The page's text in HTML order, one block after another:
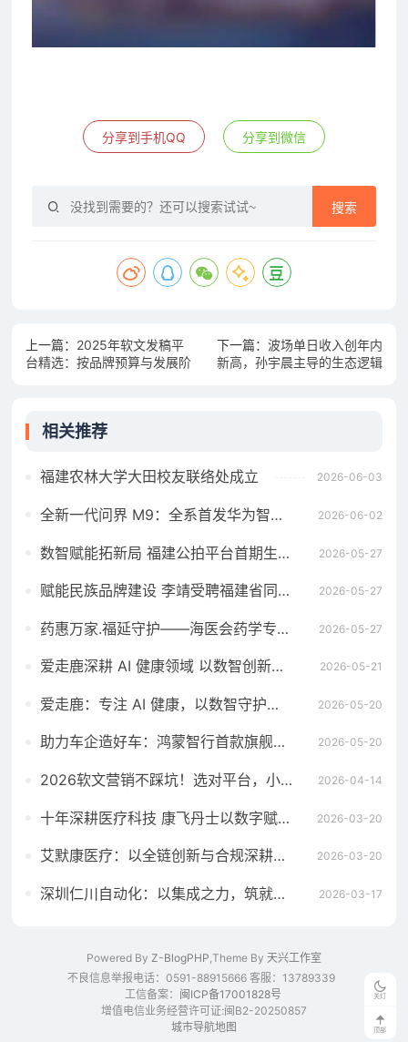
分享到手机QQ 分享到微信
搜索
上一篇： 2025年软文发稿平
台精选：按品牌预算与发展阶
下一篇：波场单日收入创年内
新高，孙宇晨主导的生态逻辑
相关推荐
福建农林大学大田校友联络处成立 2026-06-03
全新一代问界 M9：全系首发华为智擎全800V高压双碳化硅动力平台 2026-06-02
数智赋能拓新局 福建公拍平台首期生态招募宣贯会成功举办 2026-05-27
赋能民族品牌建设 李靖受聘福建省同心民族品牌发展研究院高级顾问 2026-05-27
药惠万家.福延守护——海医会药学专委会成立义诊暨母亲节慰问活动在福州举行 2026-05-27
爱走鹿深耕 AI 健康领域 以数智创新，赋能全民健康 2026-05-21
爱走鹿：专注 AI 健康，以数智守护全民日常健康生活 2026-05-20
助力车企造好车：鸿蒙智行首款旗舰MPV智界V9全系搭载华为智擎 2026-05-20
2026软文营销不踩坑！选对平台，小预算也能撬动大流量 2026-04-14
十年深耕医疗科技 康飞丹士以数字赋能重构医疗服务新生态 2026-03-20
艾默康医疗：以全链创新与合规深耕，赋能医疗健康高质量发展 2026-03-20
深圳仁川自动化：以集成之力，筑就工业智能新标杆 2026-03-17
Powered By Z-BlogPHP,Theme By 天兴工作室
不良信息举报电话：0591-88915666 客服：13789339
工信备案： 闽ICP备17001828号
增值电信业务经营许可证:闽B2-20250857
城市导航地图
关灯
顶部